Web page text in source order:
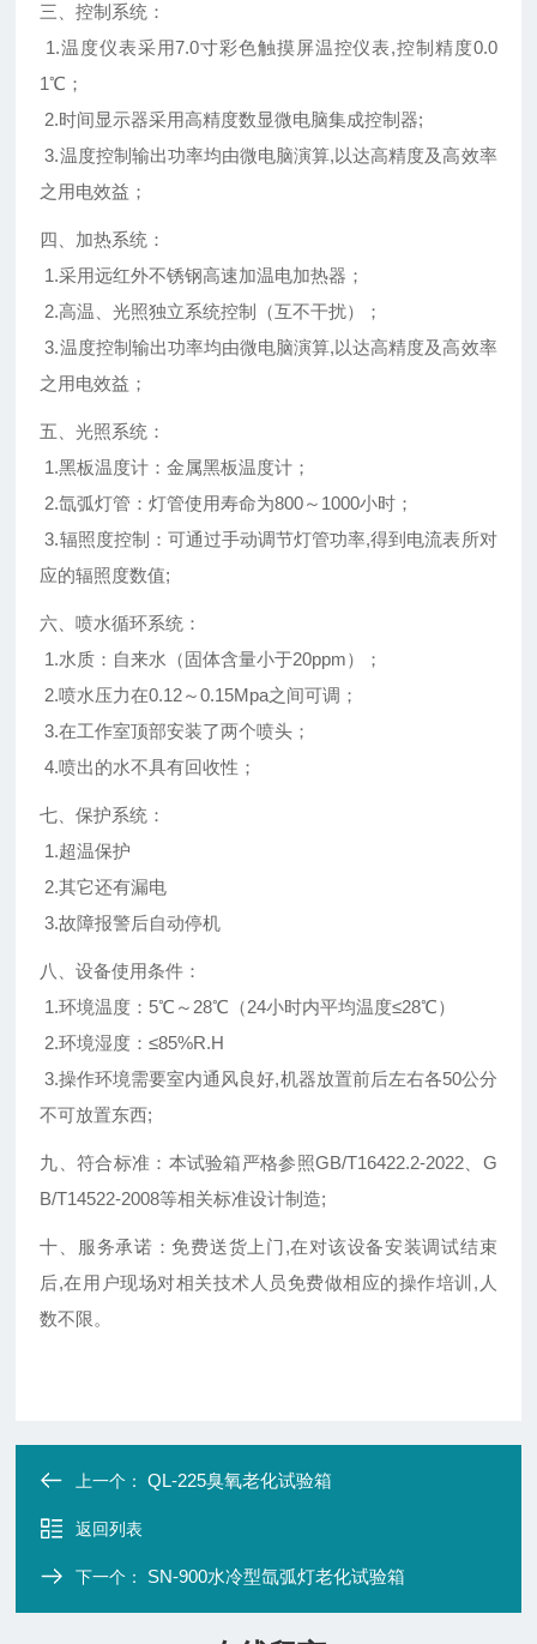
三、控制系统：
1.温度仪表采用7.0寸彩色触摸屏温控仪表,控制精度0.0
1℃；
2.时间显示器采用高精度数显微电脑集成控制器;
3.温度控制输出功率均由微电脑演算,以达高精度及高效率
之用电效益；
四、加热系统：
1.采用远红外不锈钢高速加温电加热器；
2.高温、光照独立系统控制（互不干扰）；
3.温度控制输出功率均由微电脑演算,以达高精度及高效率
之用电效益；
五、光照系统：
1.黑板温度计：金属黑板温度计；
2.氙弧灯管：灯管使用寿命为800～1000小时；
3.辐照度控制：可通过手动调节灯管功率,得到电流表所对
应的辐照度数值;
六、喷水循环系统：
1.水质：自来水（固体含量小于20ppm）；
2.喷水压力在0.12～0.15Mpa之间可调；
3.在工作室顶部安装了两个喷头；
4.喷出的水不具有回收性；
七、保护系统：
1.超温保护
2.其它还有漏电
3.故障报警后自动停机
八、设备使用条件：
1.环境温度：5℃～28℃（24小时内平均温度≤28℃）
2.环境湿度：≤85%R.H
3.操作环境需要室内通风良好,机器放置前后左右各50公分
不可放置东西;
九、符合标准：本试验箱严格参照GB/T16422.2-2022、G
B/T14522-2008等相关标准设计制造;
十、服务承诺：免费送货上门,在对该设备安装调试结束
后,在用户现场对相关技术人员免费做相应的操作培训,人
数不限。
上一个：QL-225臭氧老化试验箱
返回列表
下一个： SN-900水冷型氙弧灯老化试验箱